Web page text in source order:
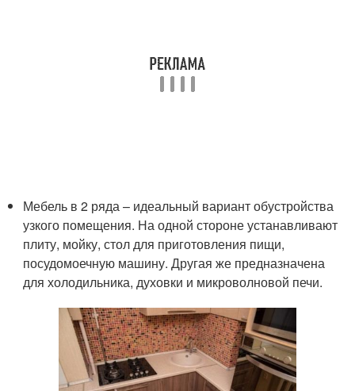
Мебель в 2 ряда – идеальный вариант обустройства
узкого помещения. На одной стороне устанавливают
плиту, мойку, стол для приготовления пищи,
посудомоечную машину. Другая же предназначена
для холодильника, духовки и микроволновой печи.